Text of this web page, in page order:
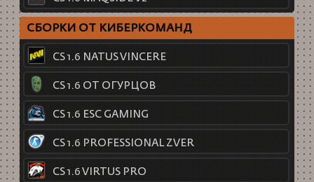
СБОРКИ ОТ КИБЕРКОМАНД
CS 1.6 NATUS VINCERE
CS 1.6 ОТ ОГУРЦОВ
CS 1.6 ESC GAMING
CS 1.6 PROFESSIONAL ZVER
CS 1.6 VIRTUS PRO